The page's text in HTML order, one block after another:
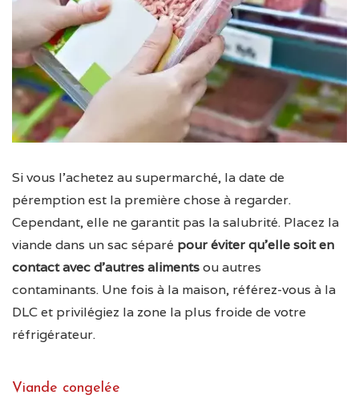
Si vous l’achetez au supermarché, la date de
péremption est la première chose à regarder.
Cependant, elle ne garantit pas la salubrité. Placez la
viande dans un sac séparé pour éviter qu’elle soit en
contact avec d’autres alimentsou autres
contaminants. Une fois à la maison, référez-vous à la
DLC et privilégiez la zone la plus froide de votre
réfrigérateur.
Viande congelée